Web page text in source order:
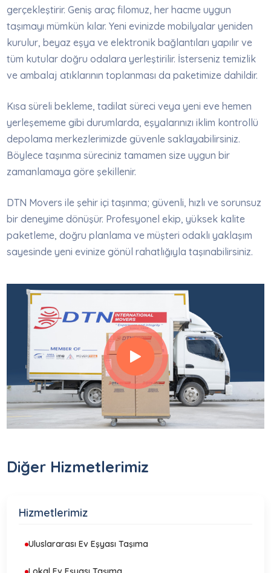
gerçekleştirir. Geniş araç filomuz, her hacme uygun
taşımayı mümkün kılar. Yeni evinizde mobilyalar yeniden
kurulur, beyaz eşya ve elektronik bağlantıları yapılır ve
tüm kutular doğru odalara yerleştirilir. İsterseniz temizlik
ve ambalaj atıklarının toplanması da paketimize dahildir.
Kısa süreli bekleme, tadilat süreci veya yeni eve hemen
yerleşememe gibi durumlarda, eşyalarınızı iklim kontrollü
depolama merkezlerimizde güvenle saklayabilirsiniz.
Böylece taşınma süreciniz tamamen size uygun bir
zamanlamaya göre şekillenir.
DTN Movers ile şehir içi taşınma; güvenli, hızlı ve sorunsuz
bir deneyime dönüşür. Profesyonel ekip, yüksek kalite
paketleme, doğru planlama ve müşteri odaklı yaklaşım
sayesinde yeni evinize gönül rahatlığıyla taşınabilirsiniz.
Diğer Hizmetlerimiz
Hizmetlerimiz
Uluslararası Ev Eşyası Taşıma